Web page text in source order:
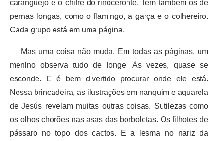
caranguejo e o chifre do rinoceronte. Tem também os de
pernas longas, como o flamingo, a garça e o colhereiro.
Cada grupo está em uma página.
Mas uma coisa não muda. Em todas as páginas, um
menino observa tudo de longe. Às vezes, quase se
esconde. E é bem divertido procurar onde ele está.
Nessa brincadeira, as ilustrações em nanquim e aquarela
de Jesús revelam muitas outras coisas. Sutilezas como
os olhos chorões nas asas das borboletas. Os filhotes de
pássaro no topo dos cactos. E a lesma no nariz da